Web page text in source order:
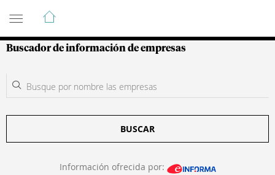
Guía de Empresas Colombianas
Buscador de información de empresas
BUSCAR
Información ofrecida por: